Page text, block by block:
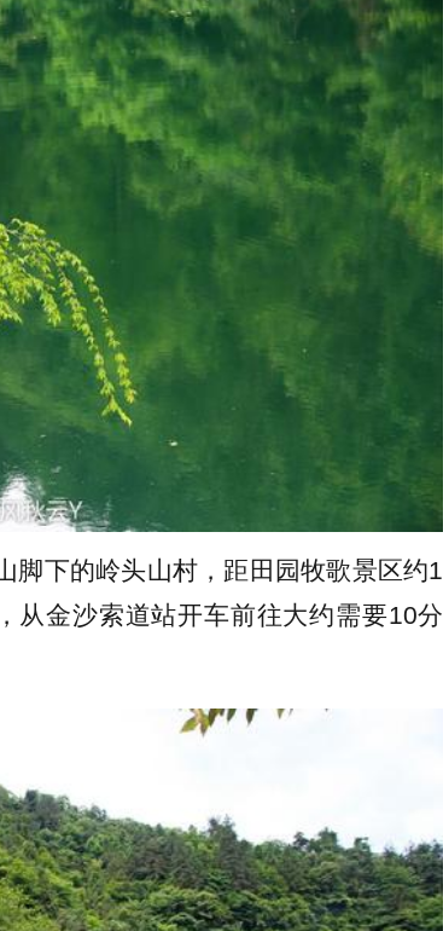
脚下的岭头山村，距田园牧歌景区约1
从金沙索道站开车前往大约需要10分